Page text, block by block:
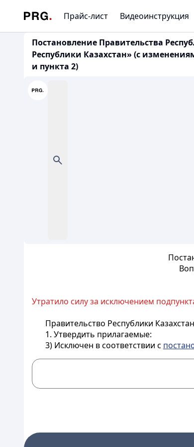
Прайс-лист Видеоинструкция
Постановление Правительства
Республики Казахстан» (с
и пункта 2)
Утратило силу за исключением
Правительство Республики Казахстан
1. Утвердить прилагаемые:
3) Исключен в соответствии с